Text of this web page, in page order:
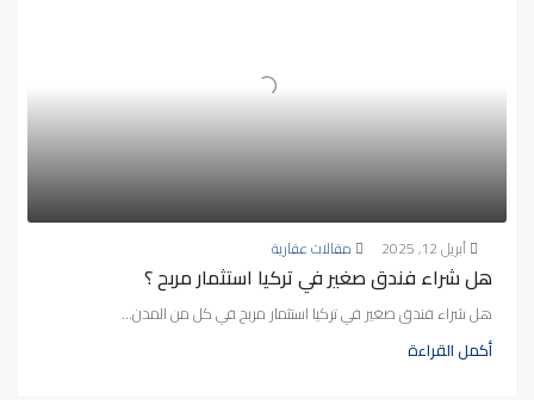
أبريل 12, 2025 مقالات عقارية
هل شراء فندق صغير في تركيا استثمار مربح ؟
هل شراء فندق صغير في تركيا استثمار مربح في كل من المدن...
أكمل القراءة